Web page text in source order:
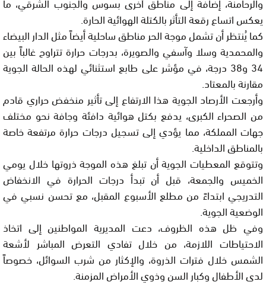
يعكس اتساع رقعة التأثر بالكتلة الهوائية الحارة.
كما يُنتظر أن تشمل موجة الحر مناطق ساحلية أيضاً مثل الدار البيضاء
والمحمدية وسلا وآسفي والصويرة، بدرجات حرارة تتراوح غالباً بين
34 و38 درجة، في مؤشر على طابع استثنائي لهذه الحالة الجوية
مقارنة بالمعتاد.
وأرجعت الأرصاد الجوية هذا الارتفاع إلى تأثير منخفض حراري قادم
من الصحراء الكبرى، يدفع بكتل هوائية دافئة وجافة نحو مختلف
جهات المملكة، مما يؤدي إلى تسجيل درجات حرارة مرتفعة خاصة
بالمناطق الداخلية.
وتتوقع المعطيات الجوية أن تبلغ هذه الموجة ذروتها خلال يومي
الخميس والجمعة، قبل أن تبدأ درجات الحرارة في الانخفاض
التدريجي ابتداءً من مطلع الأسبوع المقبل، مع تحسن نسبي في
الوضعية الجوية.
وفي ظل هذه الظروف، دعت المديرية المواطنين إلى اتخاذ
الاحتياطات اللازمة، من خلال تفادي التعرض المباشر لأشعة
الشمس خلال فترات الذروة، والإكثار من شرب السوائل، خصوصاً
لدى الأطفال وكبار السن وذوي الأمراض المزمنة.